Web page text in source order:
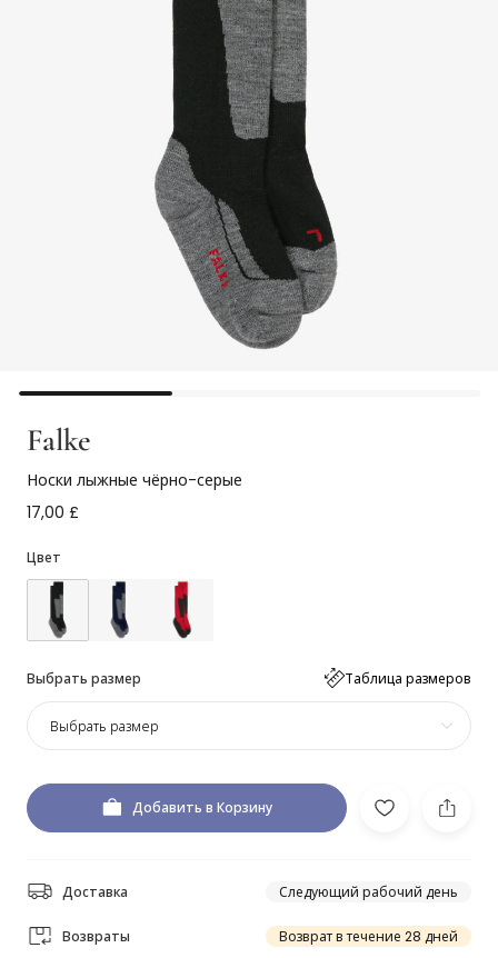
Falke
Носки лыжные чёрно-серые
17,00 £
Цвет
Выбрать размер Таблица размеров
Выбрать размер
Добавить в Корзину
Доставка Следующий рабочий день
Возвраты Возврат в течение 28 дней